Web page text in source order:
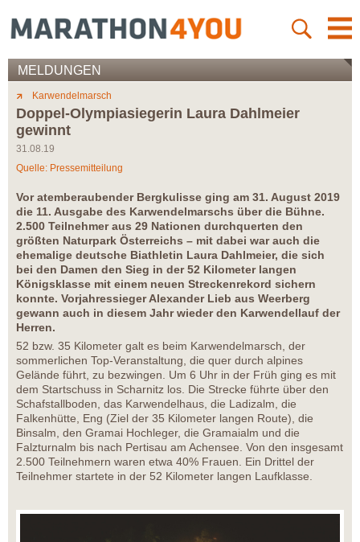
MELDUNGEN
Karwendelmarsch
Doppel-Olympiasiegerin Laura Dahlmeier
gewinnt
31.08.19
Quelle: Pressemitteilung
Vor atemberaubender Bergkulisse ging am 31. August 2019
die 11. Ausgabe des Karwendelmarschs über die Bühne.
2.500 Teilnehmer aus 29 Nationen durchquerten den
größten Naturpark Österreichs – mit dabei war auch die
ehemalige deutsche Biathletin Laura Dahlmeier, die sich
bei den Damen den Sieg in der 52 Kilometer langen
Königsklasse mit einem neuen Streckenrekord sichern
konnte. Vorjahressieger Alexander Lieb aus Weerberg
gewann auch in diesem Jahr wieder den Karwendellauf der
Herren.
52 bzw. 35 Kilometer galt es beim Karwendelmarsch, der
sommerlichen Top-Veranstaltung, die quer durch alpines
Gelände führt, zu bezwingen. Um 6 Uhr in der Früh ging es mit
dem Startschuss in Scharnitz los. Die Strecke führte über den
Schafstallboden, das Karwendelhaus, die Ladizalm, die
Falkenhütte, Eng (Ziel der 35 Kilometer langen Route), die
Binsalm, den Gramai Hochleger, die Gramaialm und die
Falzturnalm bis nach Pertisau am Achensee. Von den insgesamt
2.500 Teilnehmern waren etwa 40% Frauen. Ein Drittel der
Teilnehmer startete in der 52 Kilometer langen Laufklasse.